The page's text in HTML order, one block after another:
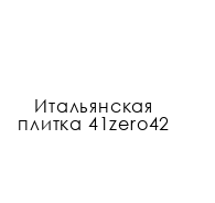
Итальянская
плитка 41zero42